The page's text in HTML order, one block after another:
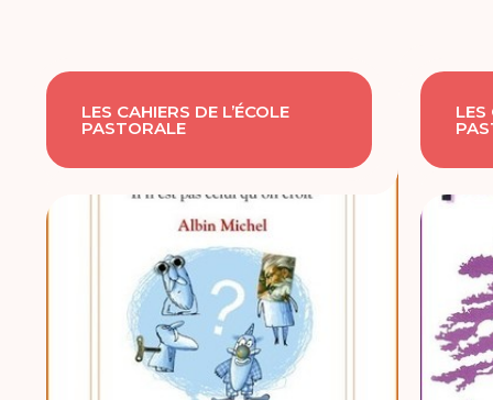
LES CAHIERS DE L’ÉCOLE
PASTORALE
LES